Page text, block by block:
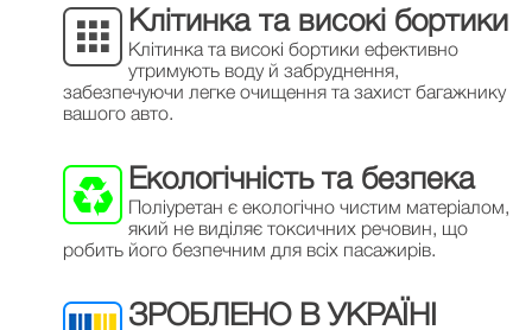
Клітинка та високі бортики
Клітинка та високі бортики ефективно
утримують воду й забруднення,
забезпечуючи легке очищення та захист багажнику
вашого авто.
Екологічність та безпека
Поліуретан є екологічно чистим матеріалом,
який не виділяє токсичних речовин, що
робить його безпечним для всіх пасажирів.
ЗРОБЛЕНО В УКРАЇНІ